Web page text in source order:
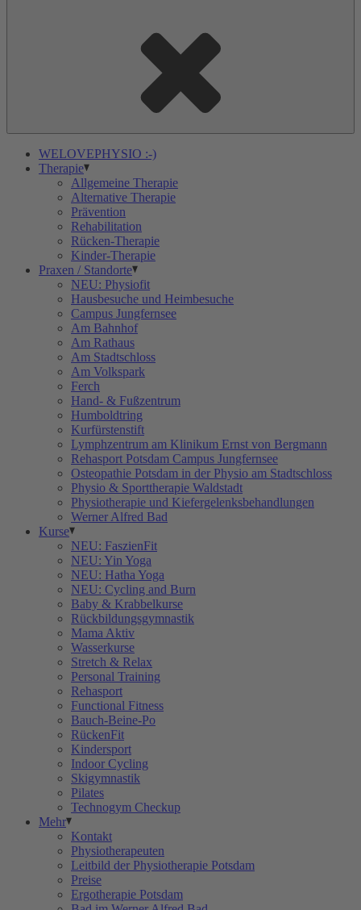
WELOVEPHYSIO :-)
Therapie
Allgemeine Therapie
Alternative Therapie
Prävention
Rehabilitation
Rücken-Therapie
Kinder-Therapie
Praxen / Standorte
NEU: Physiofit
Hausbesuche und Heimbesuche
Campus Jungfernsee
Am Bahnhof
Am Rathaus
Am Stadtschloss
Am Volkspark
Ferch
Hand- & Fußzentrum
Humboldtring
Kurfürstenstift
Lymphzentrum am Klinikum Ernst von Bergmann
Rehasport Potsdam Campus Jungfernsee
Osteopathie Potsdam in der Physio am Stadtschloss
Physio & Sporttherapie Waldstadt
Physiotherapie und Kiefergelenksbehandlungen
Werner Alfred Bad
Kurse
NEU: FaszienFit
NEU: Yin Yoga
NEU: Hatha Yoga
NEU: Cycling and Burn
Baby & Krabbelkurse
Rückbildungsgymnastik
Mama Aktiv
Wasserkurse
Stretch & Relax
Personal Training
Rehasport
Functional Fitness
Bauch-Beine-Po
RückenFit
Kindersport
Indoor Cycling
Skigymnastik
Pilates
Technogym Checkup
Mehr
Kontakt
Physiotherapeuten
Leitbild der Physiotherapie Potsdam
Preise
Ergotherapie Potsdam